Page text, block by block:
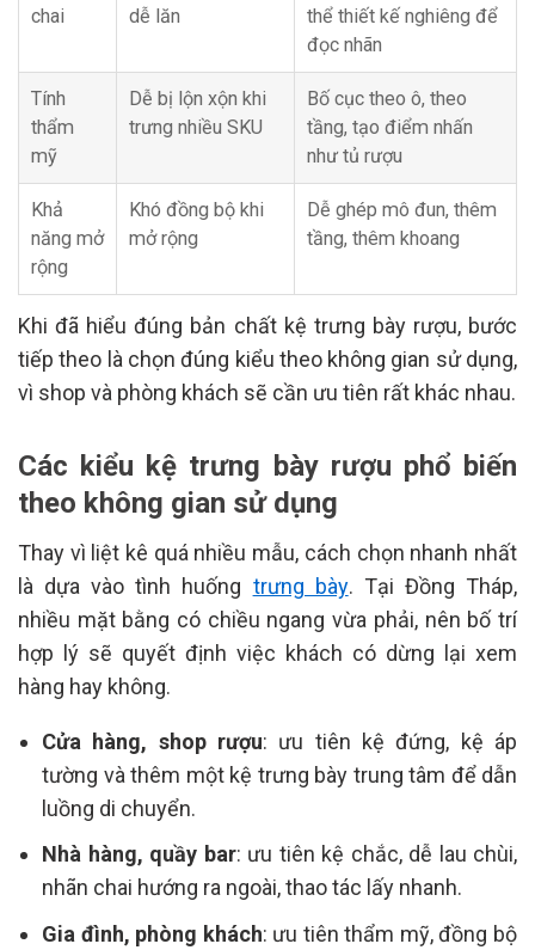
chai
dễ lăn
thể thiết kế nghiêng để
đọc nhãn
Tính
thẩm
mỹ
Dễ bị lộn xộn khi
trưng nhiều SKU
Bố cục theo ô, theo
tầng, tạo điểm nhấn
như tủ rượu
Khả
năng mở
rộng
Khó đồng bộ khi
mở rộng
Dễ ghép mô đun, thêm
tầng, thêm khoang
Khi đã hiểu đúng bản chất kệ trưng bày rượu, bước
tiếp theo là chọn đúng kiểu theo không gian sử dụng,
vì shop và phòng khách sẽ cần ưu tiên rất khác nhau.
Các kiểu kệ trưng bày rượu phổ biến
theo không gian sử dụng
Thay vì liệt kê quá nhiều mẫu, cách chọn nhanh nhất
là dựa vào tình huống trưng bày. Tại Đồng Tháp,
nhiều mặt bằng có chiều ngang vừa phải, nên bố trí
hợp lý sẽ quyết định việc khách có dừng lại xem
hàng hay không.
Cửa hàng, shop rượu: ưu tiên kệ đứng, kệ áp
tường và thêm một kệ trưng bày trung tâm để dẫn
luồng di chuyển.
Nhà hàng, quầy bar: ưu tiên kệ chắc, dễ lau chùi,
nhãn chai hướng ra ngoài, thao tác lấy nhanh.
Gia đình, phòng khách: ưu tiên thẩm mỹ, đồng bộ